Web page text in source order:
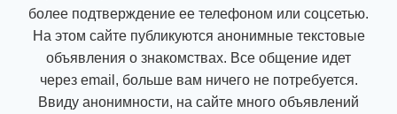
более подтверждение ее телефоном или соцсетью.
На этом сайте публикуются анонимные текстовые
объявления о знакомствах. Все общение идет
через email, больше вам ничего не потребуется.
Ввиду анонимности, на сайте много объявлений